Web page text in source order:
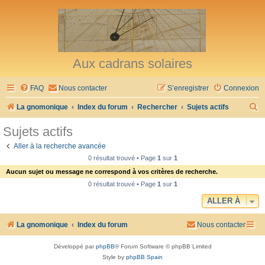
Aux cadrans solaires
FAQ Nous contacter Connexion
S’enregistrer
La gnomonique Index du forum Rechercher Sujets actifs
h
Sujets actifs
Aller à la recherche avancée
0 résultat trouvé • Page 1sur 1
Aucun sujet ou message ne correspond à vos critères de recherche.
0 résultat trouvé • Page 1sur 1
ALLER À
La gnomonique Index du forum Nous contacter
Développé parphpBB® Forum Software © phpBB Limited
Style by phpBB Spain